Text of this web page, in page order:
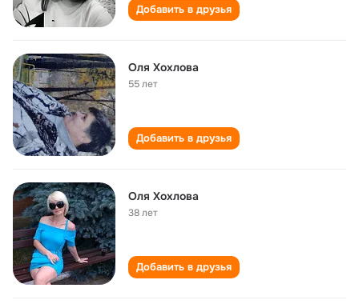
Добавить в друзья
Оля Хохлова
55 лет
Добавить в друзья
Оля Хохлова
38 лет
Добавить в друзья